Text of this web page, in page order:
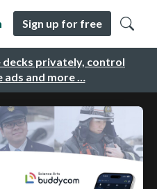
decks privately, control
ads and more …
Sign up for free